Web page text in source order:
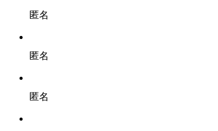
匿名
匿名
匿名